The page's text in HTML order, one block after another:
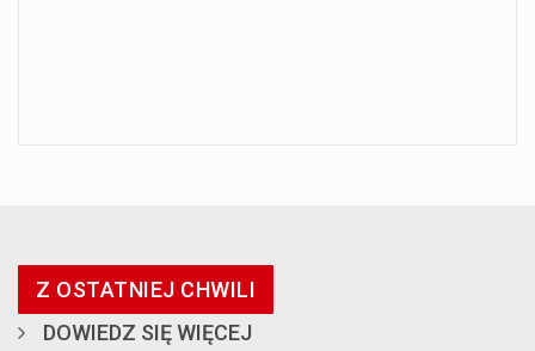
Z OSTATNIEJ CHWILI
DOWIEDZ SIĘ WIĘCEJ